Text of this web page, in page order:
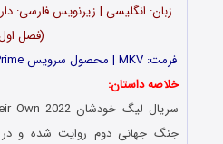
(فصل
فرمت: MKV | محصول سرویس Amazon Prime | امتیاز: 5.7 از 10
خلاصه داستان:
جنگ جهانی دوم روایت شده و در